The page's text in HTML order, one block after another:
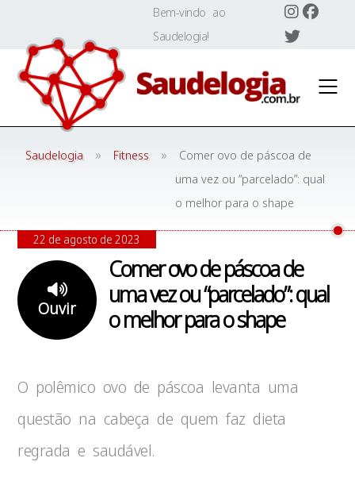
content
Bem-vindo ao
Saudelogia!
Saudelogia » Fitness »
Comer ovo de páscoa de
uma vez ou “parcelado”: qual
o melhor para o shape
Comer ovo de páscoa de
uma vez ou “parcelado”: qual
o melhor para o shape
Ouvir
22 de agosto de 2023
O polêmico ovo de páscoa levanta uma
questão na cabeça de quem faz dieta
regrada e saudável.